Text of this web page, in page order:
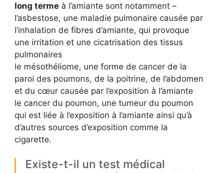
long terme à l’amiante sont notamment –
l’asbestose, une maladie pulmonaire causée par
l’inhalation de fibres d’amiante, qui provoque
une irritation et une cicatrisation des tissus
pulmonaires
le mésothéliome, une forme de cancer de la
paroi des poumons, de la poitrine, de l’abdomen
et du cœur causée par l’exposition à l’amiante
le cancer du poumon, une tumeur du poumon
qui est liée à l’exposition à l’amiante ainsi qu’à
d’autres sources d’exposition comme la
cigarette.
Existe-t-il un test médical